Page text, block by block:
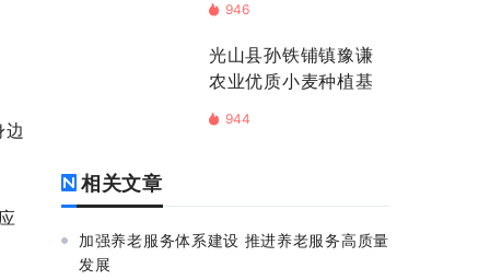
946
光山县孙铁铺镇豫谦
农业优质小麦种植基
地喷洒叶面肥
944
相关文章
加强养老服务体系建设 推进养老服务高质量
发展